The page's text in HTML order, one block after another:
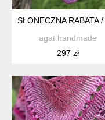
SŁONECZNA RABATA
agat.handmade
297 zł